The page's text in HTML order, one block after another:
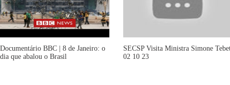
Documentário BBC | 8 de Janeiro: o
dia que abalou o Brasil
SECSP Visita Ministra Simone
02 10 23